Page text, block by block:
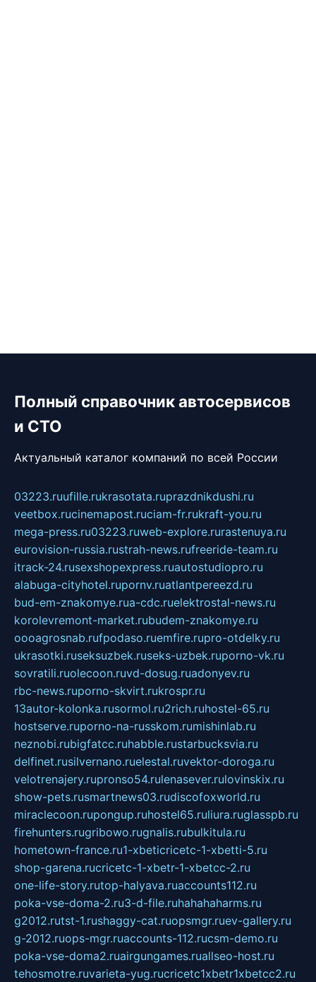
Полный справочник автосервисов
и СТО
Актуальный каталог компаний по всей России
03223.ruufille.rukrasotata.ruprazdnikdushi.ru
veetbox.rucinemapost.ruciam-fr.rukraft-you.ru
mega-press.ru03223.ruweb-explore.rurastenuya.ru
eurovision-russia.rustrah-news.rufreeride-team.ru
itrack-24.rusexshopexpress.ruautostudiopro.ru
alabuga-cityhotel.rupornv.ruatlantpereezd.ru
bud-em-znakomye.rua-cdc.ruelektrostal-news.ru
korolevremont-market.rubudem-znakomye.ru
oooagrosnab.rufpodaso.ruemfire.rupro-otdelky.ru
ukrasotki.ruseksuzbek.ruseks-uzbek.ruporno-vk.ru
sovratili.ruolecoon.ruvd-dosug.ruadonyev.ru
rbc-news.ruporno-skvirt.rukrospr.ru
13autor-kolonka.rusormol.ru2rich.ruhostel-65.ru
hostserve.ruporno-na-russkom.rumishinlab.ru
neznobi.rubigfatcc.ruhabble.rustarbucksvia.ru
delfinet.rusilvernano.ruelestal.ruvektor-doroga.ru
velotrenajery.rupronso54.rulenasever.rulovinskix.ru
show-pets.rusmartnews03.rudiscofoxworld.ru
miraclecoon.rupongup.ruhostel65.ruliura.ruglasspb.ru
firehunters.rugribowo.rugnalis.rubulkitula.ru
hometown-france.ru1-xbeticricetc-1-xbetti-5.ru
shop-garena.rucricetc-1-xbetr-1-xbetcc-2.ru
one-life-story.rutop-halyava.ruaccounts112.ru
poka-vse-doma-2.ru3-d-file.ruhahahaharms.ru
g2012.rutst-1.rushaggy-cat.ruopsmgr.ruev-gallery.ru
g-2012.ruops-mgr.ruaccounts-112.rucsm-demo.ru
poka-vse-doma2.ruairgungames.ruallseo-host.ru
tehosmotre.ruvarieta-yug.rucricetc1xbetr1xbetcc2.ru